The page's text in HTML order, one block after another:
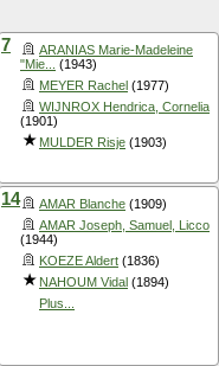
7
ARANIAS Marie-Madeleine
"Mie...
(1943)
MEYER Rachel (1977)
WIJNROX Hendrica, Cornelia
(1901)
MULDER Risje (1903)
14 AMAR Blanche (1909)
AMAR Joseph, Samuel, Licco
(1944)
KOEZE Aldert (1836)
NAHOUM Vidal (1894)
Plus...